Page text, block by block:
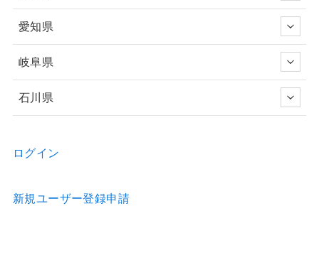
愛知県
岐阜県
石川県
ログイン
新規ユーザー登録申請